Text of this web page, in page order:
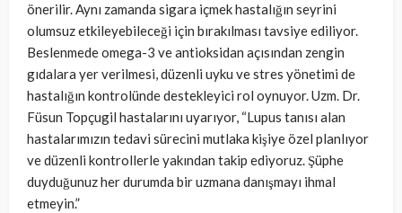
önerilir. Aynı zamanda sigara içmek hastalığın seyrini
olumsuz etkileyebileceği için bırakılması tavsiye ediliyor.
Beslenmede omega-3 ve antioksidan açısından zengin
gıdalara yer verilmesi, düzenli uyku ve stres yönetimi de
hastalığın kontrolünde destekleyici rol oynuyor. Uzm. Dr.
Füsun Topçugil hastalarını uyarıyor, “Lupus tanısı alan
hastalarımızın tedavi sürecini mutlaka kişiye özel planlıyor
ve düzenli kontrollerle yakından takip ediyoruz. Şüphe
duyduğunuz her durumda bir uzmana danışmayı ihmal
etmeyin.”